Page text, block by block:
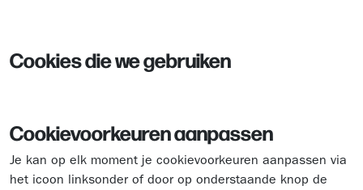
Cookies die we gebruiken
Cookievoorkeuren aanpassen
Je kan op elk moment je cookievoorkeuren aanpassen via
het icoon linksonder of door op onderstaande knop de